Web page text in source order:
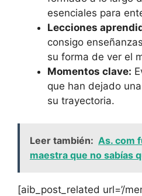
esenciales para
Lecciones
consigo
su forma de ver el
Momentos clave:
que han dejado
su trayectoria.
Leer también: As. com
maestra que no sabías
[aib_post_related url=’/